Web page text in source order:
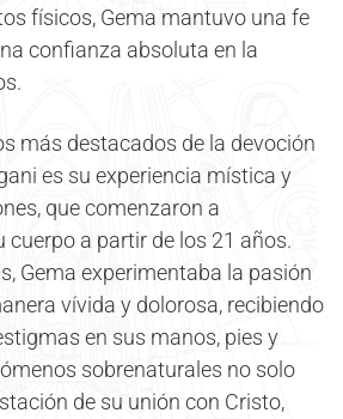
físicos, Gema mantuvo una fe
confianza absoluta en la
más destacados de la devoción
es su experiencia mística y
que comenzaron a
cuerpo a partir de los 21 años.
Gema experimentaba la pasión
vívida y dolorosa, recibiendo
en sus manos, pies y
sobrenaturales no solo
de su unión con Cristo,